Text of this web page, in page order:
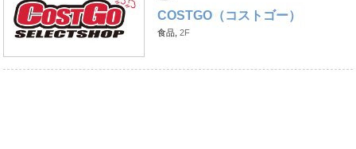
COSTGO（コストゴー）
食品, 2F